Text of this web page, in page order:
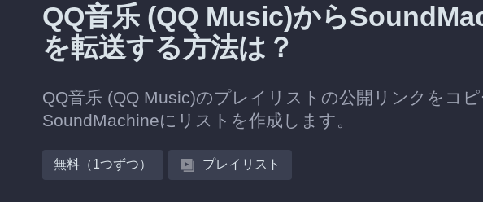
QQ音乐 (QQ Music)から
を転送する方法は？
QQ音乐 (QQ Music)のプレイリストの公開リンクをコ
SoundMachineにリストを作成します。
無料（1つずつ） プレイリスト